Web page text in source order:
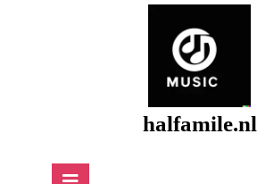
halfamile.nl